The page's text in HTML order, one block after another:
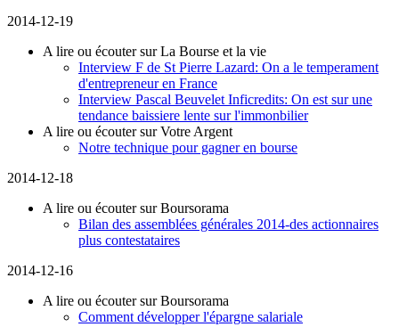
2014-12-19
A lire ou écouter sur La Bourse et la vie
Interview F de St Pierre Lazard: On a le temperament
d'entrepreneur en France
Interview Pascal Beuvelet Inficredits: On est sur une
tendance baissiere lente sur l'immonbilier
A lire ou écouter sur Votre Argent
Notre technique pour gagner en bourse
2014-12-18
A lire ou écouter sur Boursorama
Bilan des assemblées générales 2014-des actionnaires
plus contestataires
2014-12-16
A lire ou écouter sur Boursorama
Comment développer l'épargne salariale